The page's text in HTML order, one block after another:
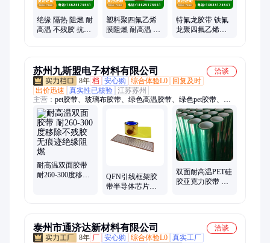
绝缘 隔热 阻燃 耐
高温 不残胶 抗静
塑料聚四氟乙烯
膜阻燃 耐高温 不
特氟龙胶带 铁氟
龙聚四氟乙烯高
苏州九斯盟电子材料有限公司
洽谈
8年 档 安心购 综合体验L0
回复及时
出价迅速
真实性已核验 江苏苏州
主营： pet胶带、玻璃布胶带、绿色高温胶带、绿色pet胶带、金
手指胶带、聚酰亚胺胶带、耐高温保护膜、耐高温胶带、等离子
喷涂胶带、Pet保护膜
耐高温双面胶带
耐260-300度移除
QFN引线框架胶
带半导体芯片封
双面耐高温PET硅
胶亚克力胶带 双
泰州市通济达新材料有限公司
洽谈
8年 厂 安心购 综合体验L0 真实工厂